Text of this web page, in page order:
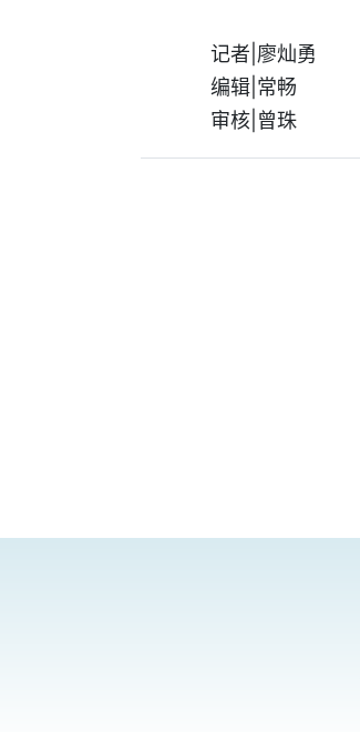
记者|廖灿勇
编辑|常畅
审核|曾珠